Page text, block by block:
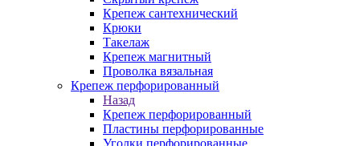
Крепеж сантехнический
Крюки
Такелаж
Крепеж магнитный
Проволка вязальная
Крепеж перфорированный
Назад
Крепеж перфорированный
Пластины перфорированные
Уголки перфорированные